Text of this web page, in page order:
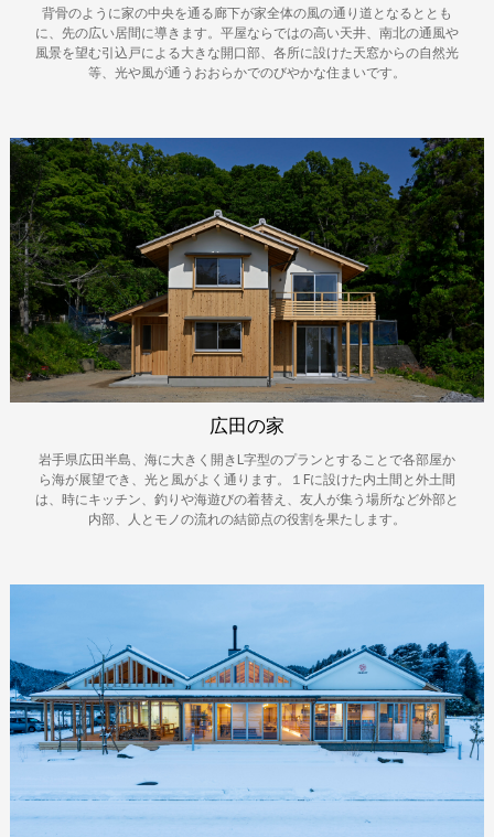
背骨のように家の中央を通る廊下が家全体の風の通り道となるととも
に、先の広い居間に導きます。平屋ならではの高い天井、南北の通風や
風景を望む引込戸による大きな開口部、各所に設けた天窓からの自然光
等、光や風が通うおおらかでのびやかな住まいです。
広田の家
岩手県広田半島、海に大きく開きL字型のプランとすることで各部屋か
ら海が展望でき、光と風がよく通ります。１Fに設けた内土間と外土間
は、時にキッチン、釣りや海遊びの着替え、友人が集う場所など外部と
内部、人とモノの流れの結節点の役割を果たします。